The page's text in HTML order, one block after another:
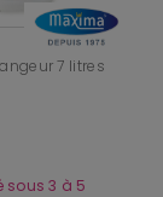
7 litres
sous 3 à 5